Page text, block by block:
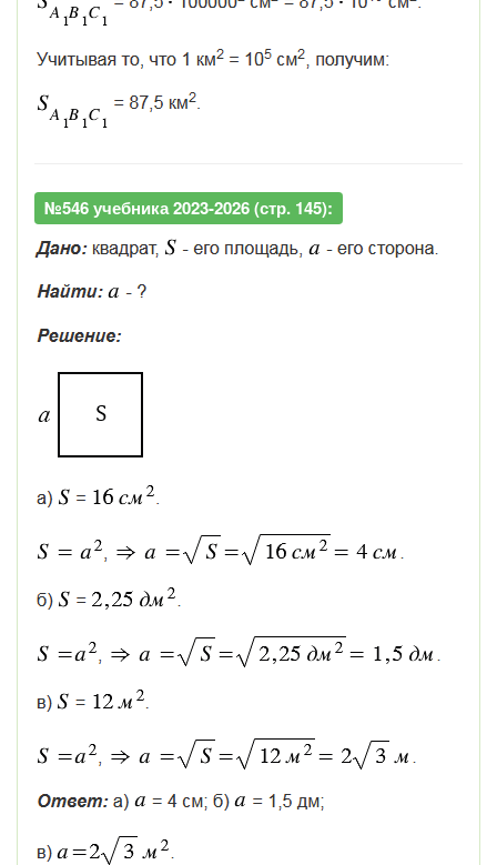
№546 учебника 2023-2026 (стр. 145):